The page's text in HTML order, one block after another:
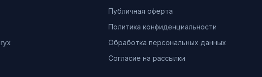
Публичная оферта
Политика конфиденциальности
Обработка персональных данных
Согласие на рассылки